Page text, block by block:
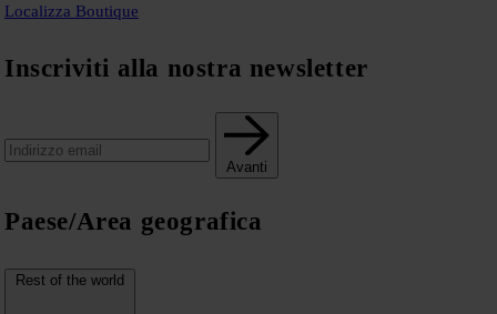
Localizza Boutique
Inscriviti alla nostra newsletter
Avanti
Paese/Area geografica
Rest of the world